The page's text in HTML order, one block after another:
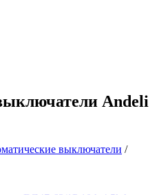
Andeli
выключатели /